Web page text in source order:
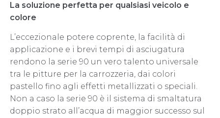
La soluzione perfetta per qualsiasi veicolo e
colore
L’eccezionale potere coprente, la facilità di
applicazione e i brevi tempi di asciugatura
rendono la serie 90 un vero talento universale
tra le pitture per la carrozzeria, dai colori
pastello fino agli effetti metallizzati o speciali.
Non a caso la serie 90 è il sistema di smaltatura
doppio strato all’acqua di maggior successo sul